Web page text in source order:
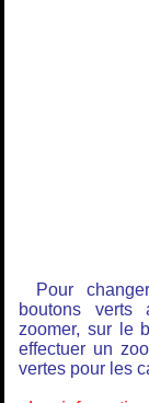
Pour
boutons
zoomer, sur le
effectuer un
vertes pour les